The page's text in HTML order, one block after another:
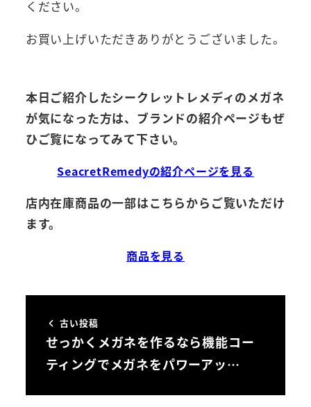
ください。
お買い上げいただきありがとうございました。
本日ご紹介したシークレットレメディのメガネ
が気になった方は、ブランドの紹介ページもぜ
ひご覧になってみて下さい。
SeacretRemedyの紹介ページを見る
店内在庫商品の一部はこちらからご覧いただけ
ます。
商品を見る
古い投稿
せっかくメガネを作るなら機能コー
ティングでメガネをパワーアッ…